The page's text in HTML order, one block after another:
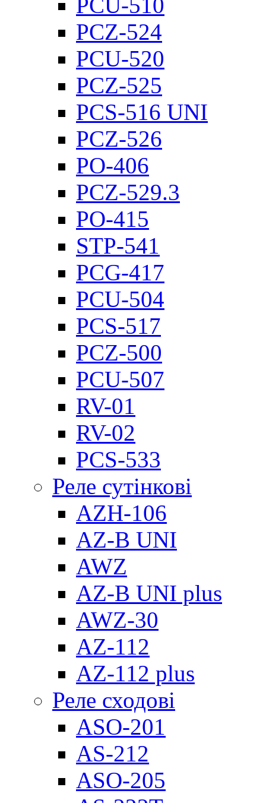
PCU-510
PCZ-524
PCU-520
PCZ-525
PCS-516 UNI
PCZ-526
PO-406
PCZ-529.3
PO-415
STP-541
PCG-417
PCU-504
PCS-517
PCZ-500
PCU-507
RV-01
RV-02
PCS-533
Реле сутінкові
AZH-106
AZ-B UNI
AWZ
AZ-B UNI plus
AWZ-30
AZ-112
AZ-112 plus
Реле сходові
ASO-201
AS-212
ASO-205